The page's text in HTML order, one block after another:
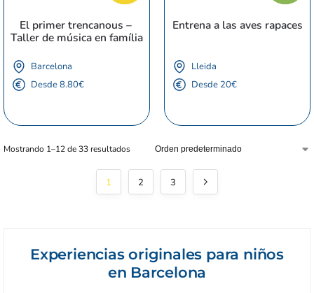
El primer trencanous –
Taller de música en família
Barcelona
Desde 8.80€
Entrena a las aves rapaces
Lleida
Desde 20€
Mostrando 1–12 de 33 resultados
1 2 3
Experiencias originales para niños
en Barcelona